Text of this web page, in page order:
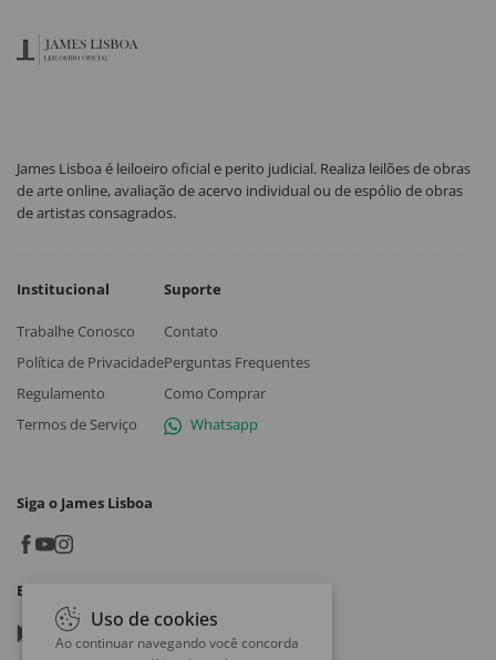
James Lisboa é leiloeiro oficial e perito judicial. Realiza leilões de obras
de arte online, avaliação de acervo individual ou de espólio de obras
de artistas consagrados.
Institucional
Trabalhe Conosco
Política de Privacidade
Regulamento
Termos de Serviço
Suporte
Contato
Perguntas Frequentes
Como Comprar
Whatsapp
Siga o James Lisboa
Baixe o App
Google play
Uso de cookies
Ao continuar navegando você concorda